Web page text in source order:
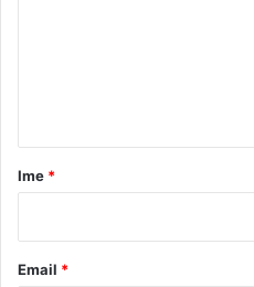
rIme *
Email *